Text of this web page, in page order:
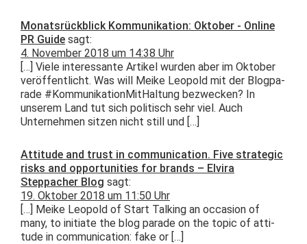
Monatsrückblick Kommunikation: Oktober - Online
PR Guide sagt:
4. November 2018 um 14:38 Uhr
[…] Viele inter­es­sante Artikel wur­den aber im Okto­ber
veröf­fentlicht. Was will Meike Leopold mit der Blog­pa­
rade #Kom­mu­nika­tion­MitHal­tung bezweck­en? In
unserem Land tut sich poli­tisch sehr viel. Auch
Unternehmen sitzen nicht still und […]
Attitude and trust in communication. Five strategic
risks and opportunities for brands – Elvira
Steppacher Blog sagt:
19. Oktober 2018 um 11:50 Uhr
[…] Meike Leopold of Start Talk­ing an occa­sion of
many, to ini­ti­ate the blog parade on the top­ic of atti­
tude in com­mu­ni­ca­tion: fake or […]